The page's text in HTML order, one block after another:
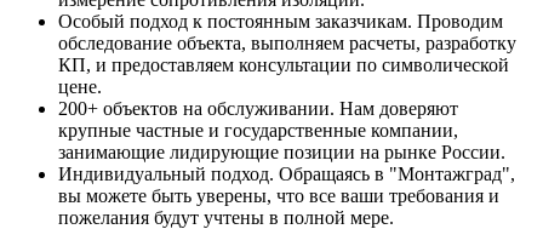
Особый подход к постоянным заказчикам. Проводим
обследование объекта, выполняем расчеты, разработку
КП, и предоставляем консультации по символической
цене.
200+ объектов на обслуживании. Нам доверяют
крупные частные и государственные компании,
занимающие лидирующие позиции на рынке России.
Индивидуальный подход. Обращаясь в "Монтажград",
вы можете быть уверены, что все ваши требования и
пожелания будут учтены в полной мере.